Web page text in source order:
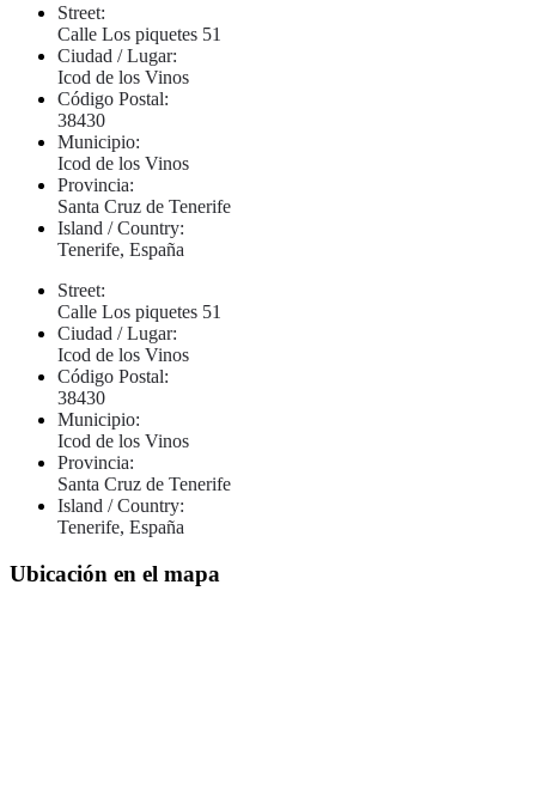
Street:
Calle Los piquetes 51
Ciudad / Lugar:
Icod de los Vinos
Código Postal:
38430
Municipio:
Icod de los Vinos
Provincia:
Santa Cruz de Tenerife
Island / Country:
Tenerife, España
Street:
Calle Los piquetes 51
Ciudad / Lugar:
Icod de los Vinos
Código Postal:
38430
Municipio:
Icod de los Vinos
Provincia:
Santa Cruz de Tenerife
Island / Country:
Tenerife, España
Ubicación en el mapa